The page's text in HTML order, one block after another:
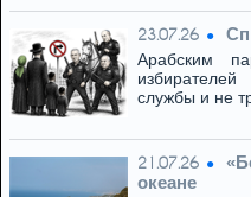
23.07.26
Арабским
службы и не
21.07.26
океане